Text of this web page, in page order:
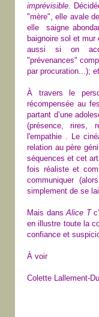
imprévisible.
"mère", elle avale
elle saigne
baignoire sol et
aussi si on
"prévenances"
par procuration...);
À travers le
récompensée au
partant d’une
(présence, rires,
l'empathie . Le
relation au père
séquences et cet
fois réaliste et
communiquer
simplement de se
Mais dansAlice T
en illustre toute la
confiance et
À voir
Colette Lallement-